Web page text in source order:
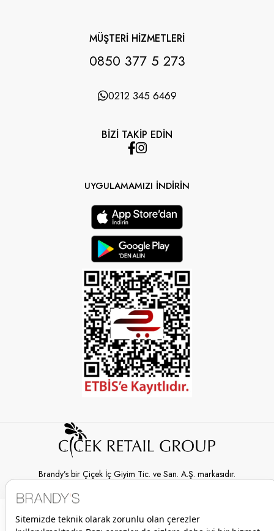
MÜŞTERİ HİZMETLERİ
0850 377 5 273
0212 345 6469
BİZİ TAKİP EDİN
UYGULAMAMIZI İNDİRİN
Brandy’s bir Çiçek İç Giyim Tic. ve San. A.Ş. markasıdır.
© 2026 Brandy’s | Her hakkı saklıdır.